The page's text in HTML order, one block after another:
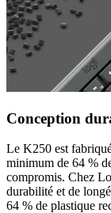
Conception
Le K250 est
minimum de 64 %
compromis. Chez
durabilité et de
64 % de plastique